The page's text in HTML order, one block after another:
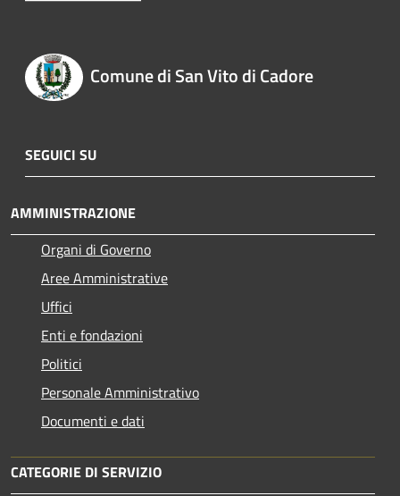
Comune di San Vito di Cadore
SEGUICI SU
AMMINISTRAZIONE
Organi di Governo
Aree Amministrative
Uffici
Enti e fondazioni
Politici
Personale Amministrativo
Documenti e dati
CATEGORIE DI SERVIZIO